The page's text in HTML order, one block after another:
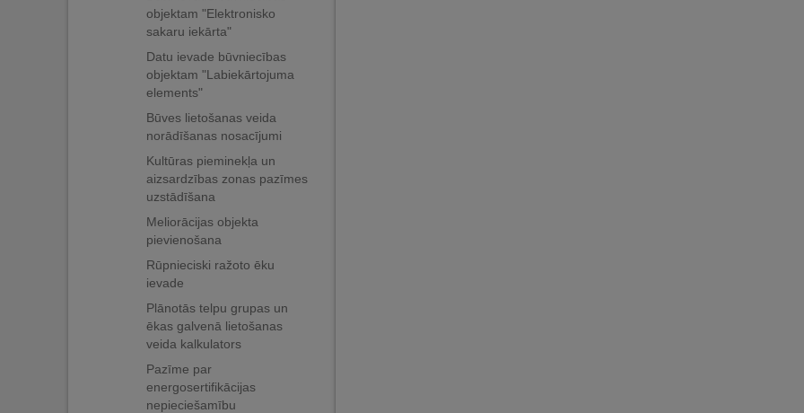
objektam "Elektronisko
sakaru iekārta"
Datu ievade būvniecības
objektam "Labiekārtojuma
elements"
Būves lietošanas veida
norādīšanas nosacījumi
Kultūras pieminekļa un
aizsardzības zonas pazīmes
uzstādīšana
Meliorācijas objekta
pievienošana
Rūpnieciski ražoto ēku
ievade
Plānotās telpu grupas un
ēkas galvenā lietošanas
veida kalkulators
Pazīme par
energosertifikācijas
nepieciešamību